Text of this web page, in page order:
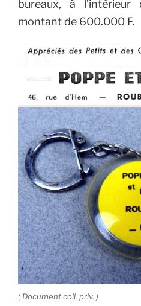
bureaux, à l’intérieur
montant de 600.000 F.
( Document coll. priv. )